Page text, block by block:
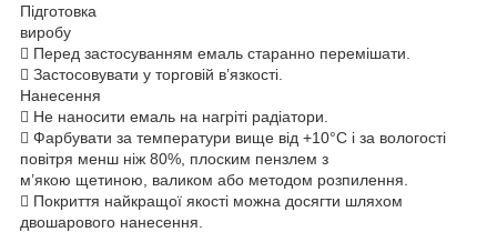
Підготовка
виробу
 Перед застосуванням емаль старанно перемішати.
 Застосовувати у торговій в’язкості.
Нанесення
 Не наносити емаль на нагріті радіатори.
 Фарбувати за температури вище від +10°C i за вологості
повітря менш ніж 80%, плоским пензлем з
м’якою щетиною, валиком або методом розпилення.
 Покриття найкращої якості можна досягти шляхом
двошарового нанесення.